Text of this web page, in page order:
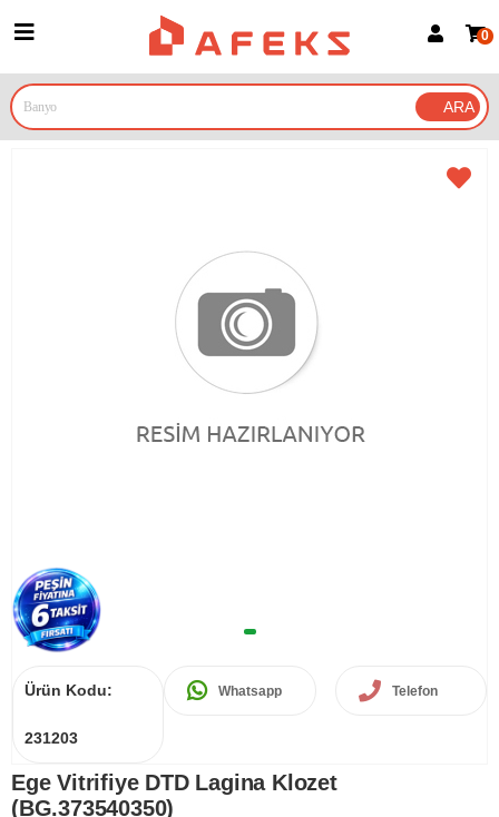
Google İle Bağlan
0
Ürün Kodu:
231203
Whatsapp Telefon
Ege Vitrifiye DTD Lagina Klozet
(BG.373540350)